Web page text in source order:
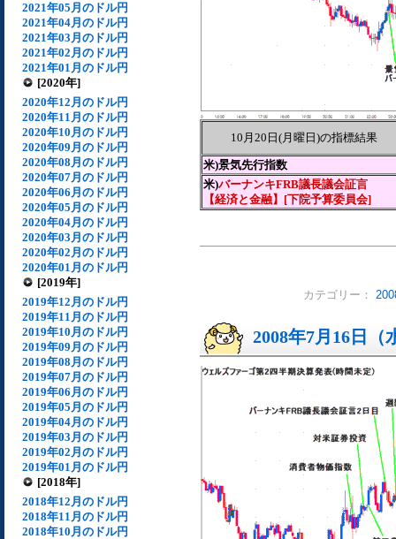
2021年05月のドル円
2021年04月のドル円
2021年03月のドル円
2021年02月のドル円
2021年01月のドル円
[2020年]
2020年12月のドル円
2020年11月のドル円
2020年10月のドル円
2020年09月のドル円
2020年08月のドル円
2020年07月のドル円
2020年06月のドル円
2020年05月のドル円
2020年04月のドル円
2020年03月のドル円
2020年02月のドル円
2020年01月のドル円
[2019年]
2019年12月のドル円
2019年11月のドル円
2019年10月のドル円
2019年09月のドル円
2019年08月のドル円
2019年07月のドル円
2019年06月のドル円
2019年05月のドル円
2019年04月のドル円
2019年03月のドル円
2019年02月のドル円
2019年01月のドル円
[2018年]
2018年12月のドル円
2018年11月のドル円
2018年10月のドル円
10月20日(月曜日)の指標結果
米)景気先行指数
米)バーナンキFRB議長議会証言
【経済と金融】[下院予算委員会]
カテゴリー：
2008年7月16日（